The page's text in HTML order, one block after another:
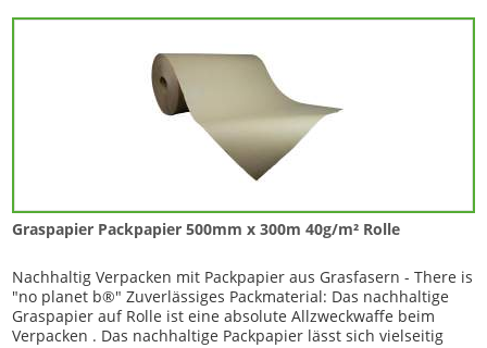
Graspapier Packpapier 500mm x 300m 40g/m² Rolle
Nachhaltig Verpacken mit Packpapier aus Grasfasern - There is
"no planet b®" Zuverlässiges Packmaterial: Das nachhaltige
Graspapier auf Rolle ist eine absolute Allzweckwaffe beim
Verpacken . Das nachhaltige Packpapier lässt sich vielseitig